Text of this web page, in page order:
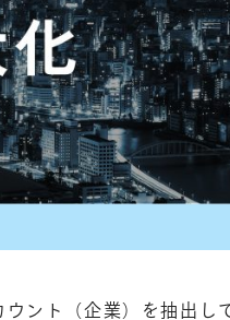
ント（企業）を抽出し